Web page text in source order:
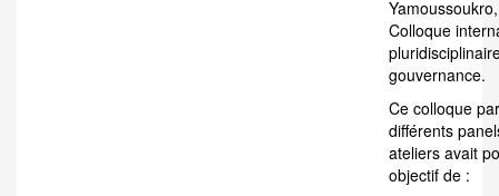
Colloque
gouvernance.
Ce colloque
différents
ateliers avait
objectif de :